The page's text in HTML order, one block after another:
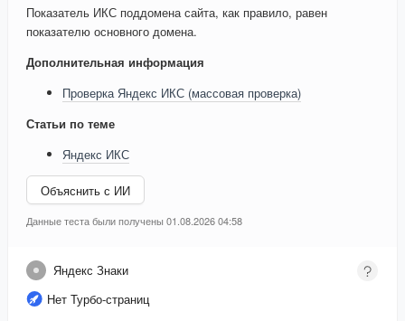
Показатель ИКС поддомена сайта, как правило, равен
показателю основного домена.
Дополнительная информация
Проверка Яндекс ИКС (массовая проверка)
Статьи по теме
Яндекс ИКС
Объяснить с ИИ
Данные теста были получены 01.08.2026 04:58
Яндекс Знаки
Нет Турбо-страниц